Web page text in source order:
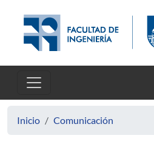
Inicio Comunicación